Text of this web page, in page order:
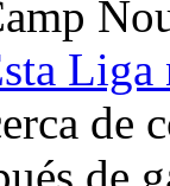
Liga
de
de